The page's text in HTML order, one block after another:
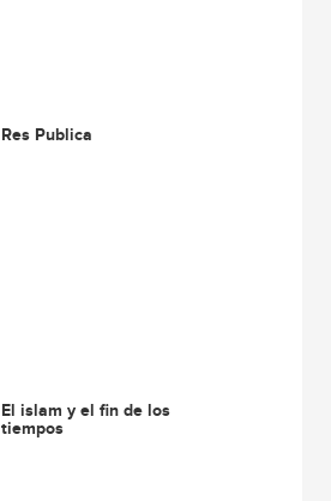
Res Publica
El islam y el fin de los
tiempos